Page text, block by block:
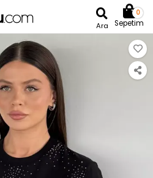
Ara
0
Sepetim